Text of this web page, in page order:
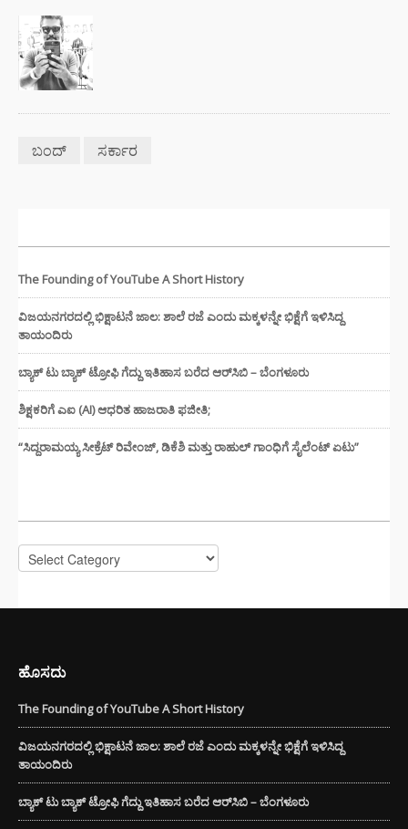
ಬಂದ್ ಸರ್ಕಾರ
The Founding of YouTube A Short History
ವಿಜಯನಗರದಲ್ಲಿ ಭಿಕ್ಷಾಟನೆ ಜಾಲ: ಶಾಲೆ ರಜೆ ಎಂದು ಮಕ್ಕಳನ್ನೇ ಭಿಕ್ಷೆಗೆ ಇಳಿಸಿದ್ದ
ತಾಯಂದಿರು
ಬ್ಯಾಕ್ ಟು ಬ್ಯಾಕ್ ಟ್ರೋಫಿ ಗೆದ್ದು ಇತಿಹಾಸ ಬರೆದ ಆರ್‌ಸಿಬಿ – ಬೆಂಗಳೂರು
ಶಿಕ್ಷಕರಿಗೆ ಎಐ (AI) ಆಧರಿತ ಹಾಜರಾತಿ ಫಜೀತಿ;
“ಸಿದ್ದರಾಮಯ್ಯ ಸೀಕ್ರೆಟ್ ರಿವೇಂಜ್‌, ಡಿಕೆಶಿ ಮತ್ತು ರಾಹುಲ್‌ ಗಾಂಧಿಗೆ ಸೈಲೆಂಟ್ ಏಟು”
Categories
ಹೊಸದು
The Founding of YouTube A Short History
ವಿಜಯನಗರದಲ್ಲಿ ಭಿಕ್ಷಾಟನೆ ಜಾಲ: ಶಾಲೆ ರಜೆ ಎಂದು ಮಕ್ಕಳನ್ನೇ ಭಿಕ್ಷೆಗೆ ಇಳಿಸಿದ್ದ
ತಾಯಂದಿರು
ಬ್ಯಾಕ್ ಟು ಬ್ಯಾಕ್ ಟ್ರೋಫಿ ಗೆದ್ದು ಇತಿಹಾಸ ಬರೆದ ಆರ್‌ಸಿಬಿ – ಬೆಂಗಳೂರು